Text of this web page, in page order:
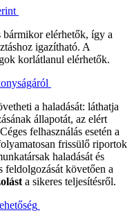
elérhetők, így a
igazítható. A
korlátlanul elérhetők.
a haladását: láthatja
állapotát, az elért
felhasználás esetén a
frissülő riportok
haladását és
feldolgozását követően a
a sikeres teljesítésről.